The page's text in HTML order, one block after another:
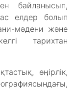
байланысып,
елдер болып
мәдени және
тарихтан
өңірлік,